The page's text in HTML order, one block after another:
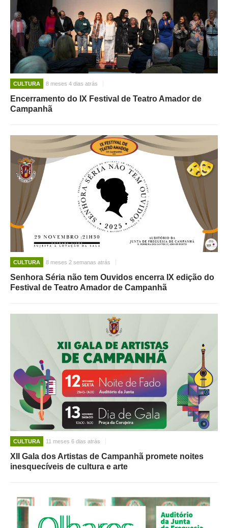
CULTURA 8 meses 4 dias atrás
Encerramento do IX Festival de Teatro Amador de
Campanhã
CULTURA 8 meses 2 semanas atrás
Senhora Séria não tem Ouvidos encerra IX edição do
Festival de Teatro Amador de Campanhã
CULTURA 11 meses 6 dias atrás
XII Gala dos Artistas de Campanhã promete noites
inesquecíveis de cultura e arte